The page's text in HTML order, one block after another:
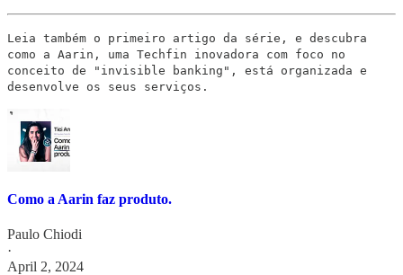
Leia também o primeiro artigo da série, e descubra
como a Aarin, uma Techfin inovadora com foco no
conceito de "invisible banking", está organizada e
desenvolve os seus serviços.
Como a Aarin faz produto.
Paulo Chiodi
·
April 2, 2024